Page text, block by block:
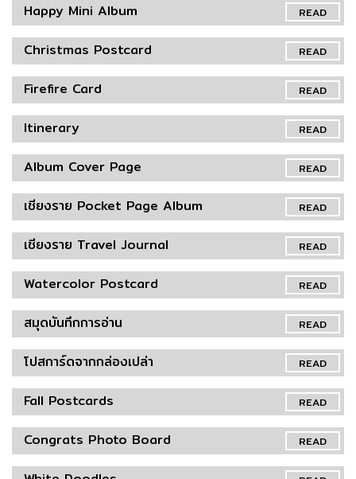
READ
Happy Mini Album
READ
Christmas Postcard
READ
Firefire Card
READ
Itinerary
READ
Album Cover Page
READ
เชียงราย Pocket Page Album
READ
เชียงราย Travel Journal
READ
Watercolor Postcard
READ
สมุดบันทึกการอ่าน
READ
โปสการ์ดจากกล่องเปล่า
READ
Fall Postcards
READ
Congrats Photo Board